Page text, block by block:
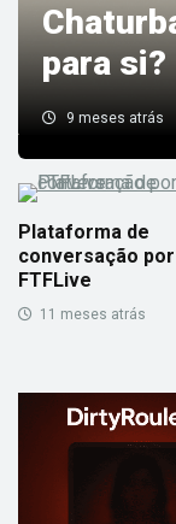
para si?
9 meses atrás
Plataforma de
conversação
FTFLive
11 meses atrás